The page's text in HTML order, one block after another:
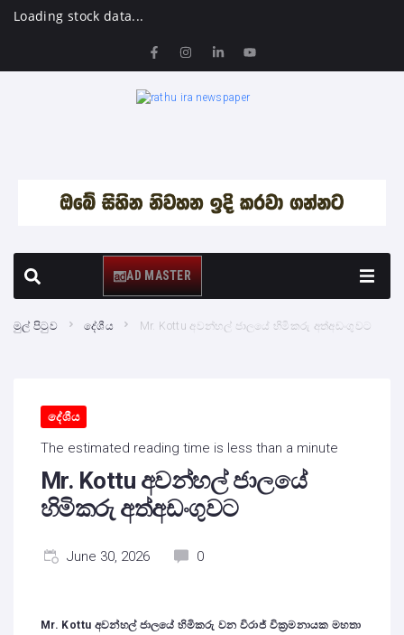
Loading stock data...
AD MASTER
මුල් පිටුව දේශීය Mr. Kottu අවන්හල් ජාලයේ හිමිකරු අත්අඩංගුවට
දේශීය
The estimated reading time is less than a minute
Mr. Kottu අවන්හල් ජාලයේ
හිමිකරු අත්අඩංගුවට
June 30, 2026 0
Mr. Kottu අවන්හල් ජාලයේ හිමිකරු වන විරාජ් වික්‍රමනායක මහතා